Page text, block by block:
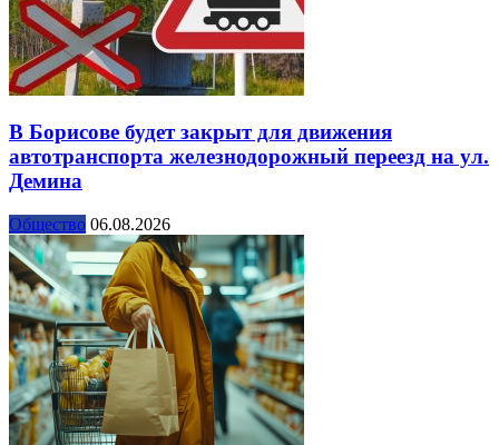
В Борисове будет закрыт для движения
автотранспорта железнодорожный переезд на ул.
Демина
Общество 06.08.2026